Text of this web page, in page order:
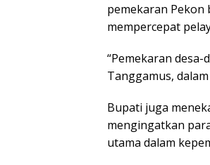
pemekaran
mempercepat
“Pemekaran
Tanggamus,
Bupati juga
mengingatkan
utama dalam